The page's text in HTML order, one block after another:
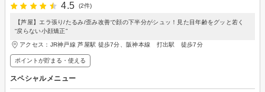
4.5
(2件)
【芦屋】エラ張り/たるみ/歪み改善で顔の下半分がシュッ！見た目年齢をグッと若く
“戻らない小顔矯正”
アクセス：JR神戸線 芦屋駅 徒歩7分、阪神本線 打出駅 徒歩7分
ポイントが貯まる・使える
スペシャルメニュー